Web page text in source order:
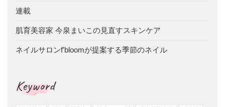
連載
肌育美容家 今泉まいこの見直すスキンケア
ネイルサロンf’bloomが提案する季節のネイル
Keyword